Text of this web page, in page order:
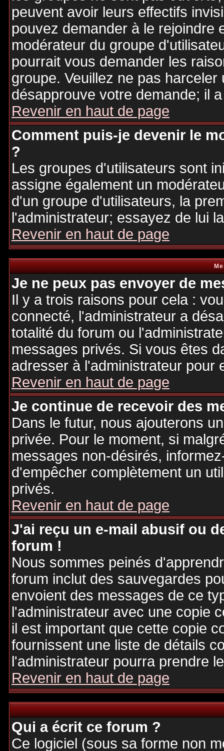
peuvent avoir leurs effectifs
pouvez demander à le rejoindre
modérateur du groupe
pourrait vous demander les
groupe. Veuillez ne pas
désapprouve votre demande; il
Revenir en haut de page
Comment puis-je devenir le
?
Les groupes d'utilisateurs sont
assigne également un
d'un groupe d'utilisateurs, la
l'administrateur; essayez de lui
Revenir en haut de page
Je ne peux pas envoyer de
Il y a trois raisons pour cela :
connecté, l'administrateur a
totalité du forum ou
messages privés. Si vous êtes
adresser à l'administrateur pour
Revenir en haut de page
Je continue de recevoir des
Dans le futur, nous ajouterons
privée. Pour le moment, si
messages non-désirés,
d'empêcher complètement un
privés.
Revenir en haut de page
J'ai reçu un e-mail abusif ou
forum !
Nous sommes peinés
forum inclut des sauvegardes
envoient des messages de ce
l'administrateur avec une copie
il est important que cette copie
fournissent une liste de détails
l'administrateur pourra prendre
Revenir en haut de page
Qui a écrit ce forum ?
Ce logiciel (sous sa forme non